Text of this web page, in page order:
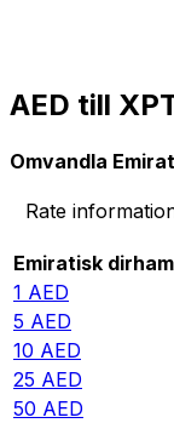
AED till
Omvandla
Rate
Emiratisk dirham
1 AED
5 AED
10 AED
25 AED
50 AED